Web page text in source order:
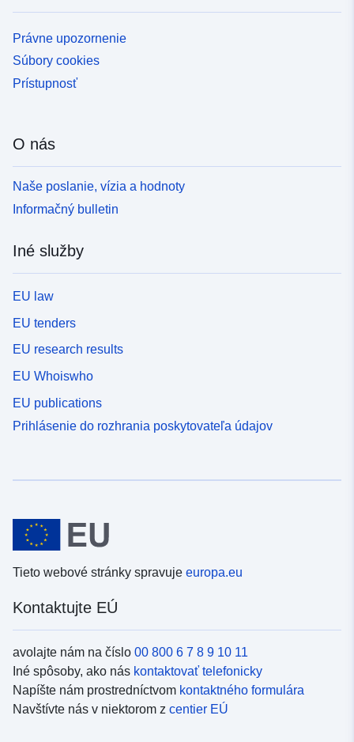
Právne upozornenie
Súbory cookies
Prístupnosť
O nás
Naše poslanie, vízia a hodnoty
Informačný bulletin
Iné služby
EU law
EU tenders
EU research results
EU Whoiswho
EU publications
Prihlásenie do rozhrania poskytovateľa údajov
Tieto webové stránky spravuje europa.eu
Kontaktujte EÚ
avolajte nám na číslo 00 800 6 7 8 9 10 11
Iné spôsoby, ako nás kontaktovať telefonicky
Napíšte nám prostredníctvom kontaktného formulára
Navštívte nás v niektorom z centier EÚ